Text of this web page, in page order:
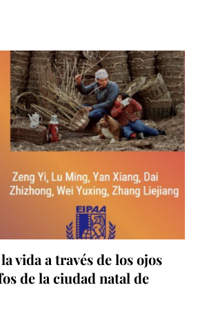
vida a través de los ojos
de la ciudad natal de